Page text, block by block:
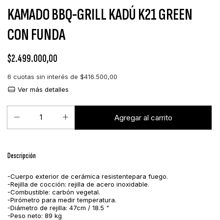
KAMADO BBQ-GRILL KADÚ K21 GREEN
CON FUNDA
$2.499.000,00
6 cuotas sin interés de $416.500,00
Ver más detalles
Descripción
-Cuerpo exterior de cerámica resistentepara fuego.
-Rejilla de cocción: rejilla de acero inoxidable.
-Combustible: carbón vegetal.
-Pirómetro para medir temperatura.
-Diámetro de rejilla: 47cm / 18.5 "
-Peso neto: 89 kg